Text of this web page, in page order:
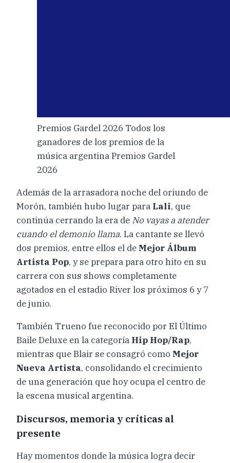
Premios Gardel 2026 Todos los
ganadores de los premios de la
música argentina Premios Gardel
2026
Además de la arrasadora noche del oriundo de
Morón, también hubo lugar para Lali, que
continúa cerrando la era de No vayas a atender
cuando el demonio llama. La cantante se llevó
dos premios, entre ellos el de Mejor Álbum
Artista Pop, y se prepara para otro hito en su
carrera con sus shows completamente
agotados en el estadio River los próximos 6 y 7
de junio.
También Trueno fue reconocido por El Último
Baile Deluxe en la categoría Hip Hop/Rap,
mientras que Blair se consagró como Mejor
Nueva Artista, consolidando el crecimiento
de una generación que hoy ocupa el centro de
la escena musical argentina.
Discursos, memoria y críticas al
presente
Hay momentos donde la música logra decir